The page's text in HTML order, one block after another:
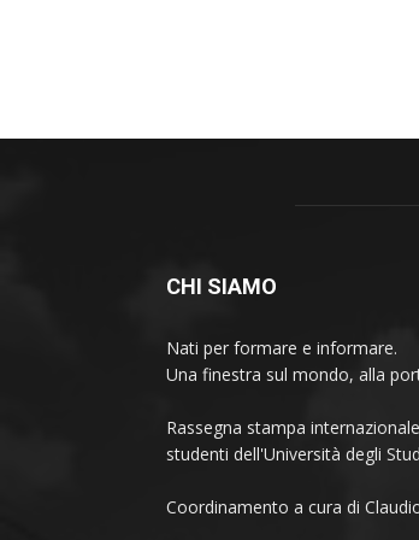
CHI SIAMO
Nati per formare e informare.
Una finestra sul mondo, alla
Rassegna stampa
studenti dell'Università degli
Coordinamento a cura di